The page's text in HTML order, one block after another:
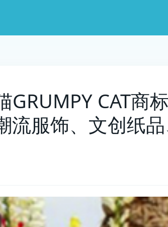
CAT商
流服饰、文创纸